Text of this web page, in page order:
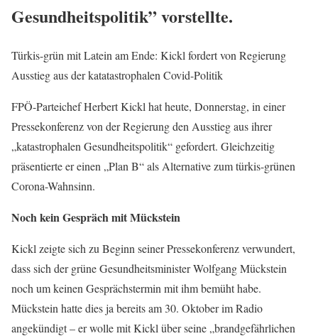
Gesundheitspolitik” vorstellte.
Türkis-grün mit Latein am Ende: Kickl fordert von Regierung
Ausstieg aus der katatastrophalen Covid-Politik
FPÖ-Parteichef Herbert Kickl hat heute, Donnerstag, in einer
Pressekonferenz von der Regierung den Ausstieg aus ihrer
„katastrophalen Gesundheitspolitik“ gefordert. Gleichzeitig
präsentierte er einen „Plan B“ als Alternative zum türkis-grünen
Corona-Wahnsinn.
Noch kein Gespräch mit Mückstein
Kickl zeigte sich zu Beginn seiner Pressekonferenz verwundert,
dass sich der grüne Gesundheitsminister Wolfgang Mückstein
noch um keinen Gesprächstermin mit ihm bemüht habe.
Mückstein hatte dies ja bereits am 30. Oktober im Radio
angekündigt – er wolle mit Kickl über seine „brandgefährlichen